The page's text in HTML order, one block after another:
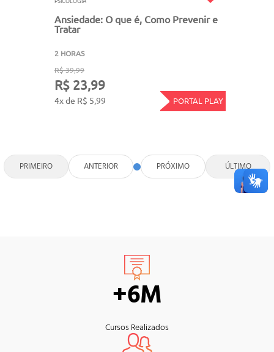
Ansiedade: O que é, Como Prevenir e
Tratar
2 HORAS
R$ 39,99
R$ 23,99
4x de R$ 5,99 PORTAL PLAY
PRIMEIRO ANTERIOR PRÓXIMO ÚLTIMO
+6M
Cursos Realizados